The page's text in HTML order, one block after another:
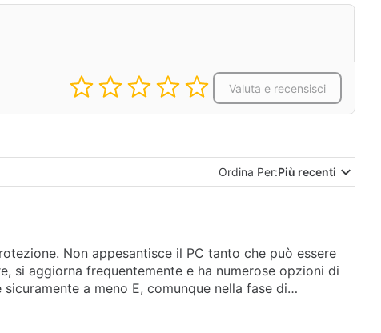
Valuta e recensisci
Ordina Per:Più recenti
Non appesantisce il PC tanto che può essere
si aggiorna frequentemente e ha numerose opzioni di
a meno E, comunque nella fase di
da usare Cons: Alcumi strumenti di